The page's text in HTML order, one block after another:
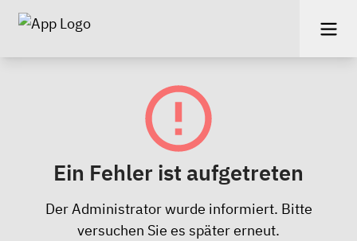
Ein Fehler ist aufgetreten
Der Administrator wurde informiert. Bitte
versuchen Sie es später erneut.